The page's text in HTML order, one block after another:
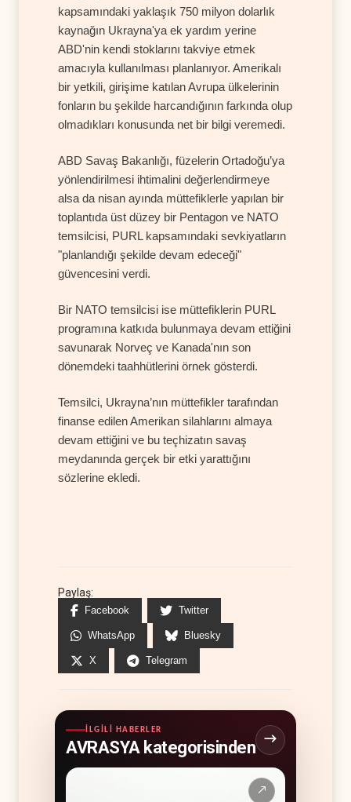
kapsamındaki yaklaşık 750 milyon dolarlık
kaynağın Ukrayna'ya ek yardım yerine
ABD'nin kendi stoklarını takviye etmek
amacıyla kullanılması planlanıyor. Amerikalı
bir yetkili, girişime katılan Avrupa ülkelerinin
fonların bu şekilde harcandığının farkında olup
olmadıkları konusunda net bir bilgi veremedi.
ABD Savaş Bakanlığı, füzelerin Ortadoğu’ya
yönlendirilmesi ihtimalini değerlendirmeye
alsa da nisan ayında müttefiklerle yapılan bir
toplantıda üst düzey bir Pentagon ve NATO
temsilcisi, PURL kapsamındaki sevkiyatların
"planlandığı şekilde devam edeceği"
güvencesini verdi.
Bir NATO temsilcisi ise müttefiklerin PURL
programına katkıda bulunmaya devam ettiğini
savunarak Norveç ve Kanada'nın son
dönemdeki taahhütlerini örnek gösterdi.
Temsilci, Ukrayna’nın müttefikler tarafından
finanse edilen Amerikan silahlarını almaya
devam ettiğini ve bu teçhizatın savaş
meydanında gerçek bir etki yarattığını
sözlerine ekledi.
Paylaş:
Facebook Twitter
WhatsApp Bluesky
X Telegram
İLGILI HABERLER
AVRASYA kategorisinden
↗